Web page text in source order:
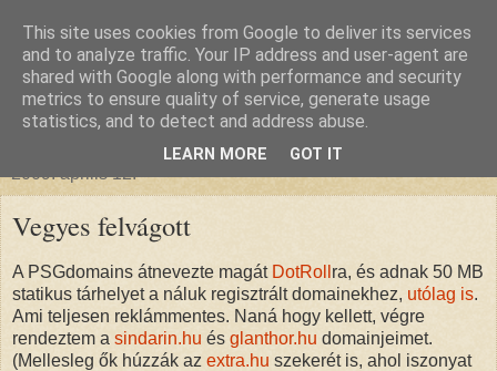
glanthor
egy tündebarát a való világban
2009. április 12.
Vegyes felvágott
A PSGdomains átnevezte magát DotRoll ra, és adnak 50 MB
statikus tárhelyet a náluk regisztrált domainekhez, utólag is.
Ami teljesen reklámmentes. Naná hogy kellett, végre
rendeztem a sindarin.hu és glanthor.hu domainjeimet.
(Mellesleg ők húzzák az extra.hu szekerét is, ahol iszonyat
This site uses cookies from Google to deliver its services
and to analyze traffic. Your IP address and user-agent are
shared with Google along with performance and security
metrics to ensure quality of service, generate usage
statistics, and to detect and address abuse.
LEARN MORE GOT IT